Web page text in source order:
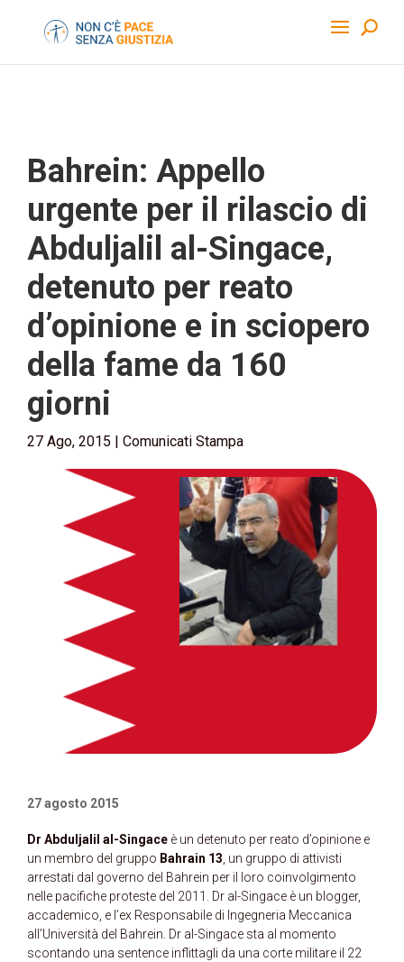
Bahrein: Appello
urgente per il rilascio di
Abduljalil al-Singace,
detenuto per reato
d’opinione e in sciopero
della fame da 160
giorni
27 Ago, 2015 | Comunicati Stampa
27 agosto 2015
Dr Abduljalil al-Singace è un detenuto per reato d’opinione e
un membro del gruppo Bahrain 13 , un gruppo di attivisti
arrestati dal governo del Bahrein per il loro coinvolgimento
nelle pacifiche proteste del 2011. Dr al-Singace è un blogger,
accademico, e l’ex Responsabile di Ingegneria Meccanica
all’Università del Bahrein. Dr al-Singace sta al momento
scontando una sentence inflittagli da una corte militare il 22